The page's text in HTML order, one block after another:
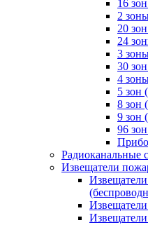
16 зон
2
20 зон
24
3
30 зон
4
5 зон
8 зон
9 зон
96 зон
Радиоканальные
Извещатели